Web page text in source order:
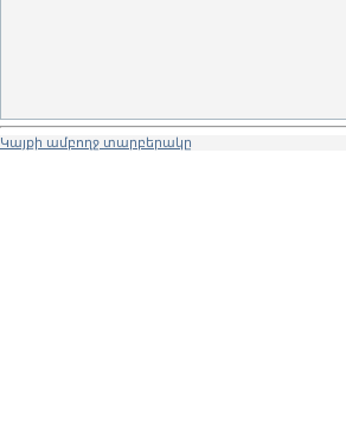
Կայքի ամբողջ տարբերակը